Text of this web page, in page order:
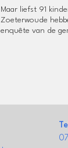
Maar liefst 91
Zoeterwoude
enquête van de